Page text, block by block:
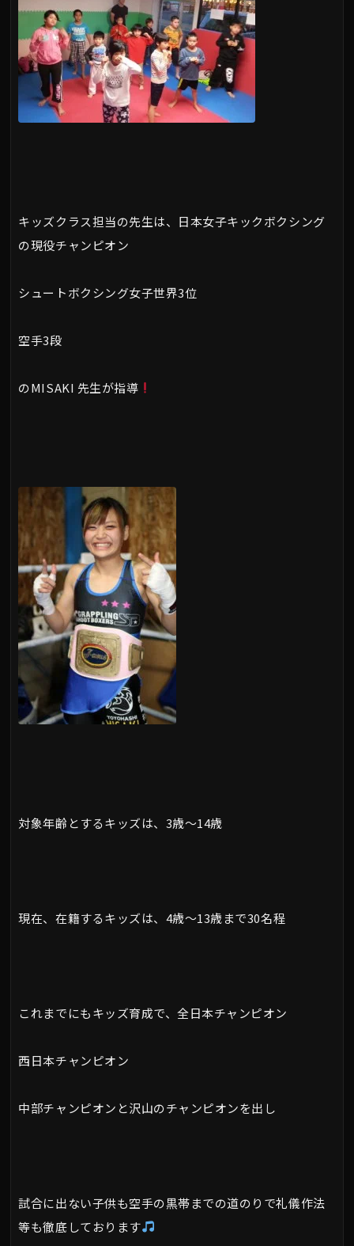
キッズクラス担当の先生は、日本女子キックボクシング
の現役チャンピオン
シュートボクシング女子世界3位
空手3段
のMISAKI 先生が指導
対象年齢とするキッズは、3歳～14歳
現在、在籍するキッズは、4歳～13歳まで30名程
これまでにもキッズ育成で、全日本チャンピオン
西日本チャンピオン
中部チャンピオンと沢山のチャンピオンを出し
試合に出ない子供も空手の黒帯までの道のりで礼儀作法
等も徹底しております